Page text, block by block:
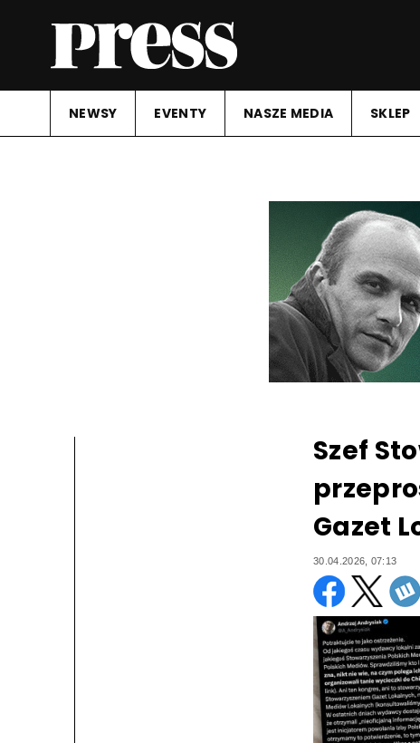
NEWSY EVENTY NASZE MEDIA SKLEP
Szef
Gazet
30.04.2026, 07:13